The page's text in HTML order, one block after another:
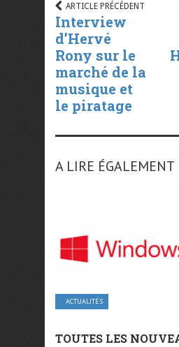
ARTICLE PRÉCÉDENT
Interview
d’Hervé
Rony sur le
marché de la
musique et
le piratage
A LIRE ÉGALEMENT
ACTUALITÉS
TOUTES LES